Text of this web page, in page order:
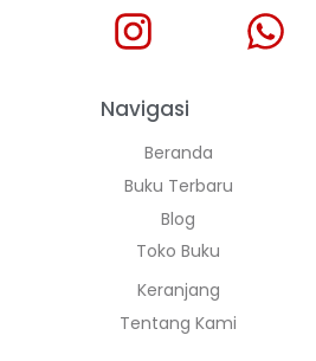
Navigasi
Beranda
Buku Terbaru
Blog
Toko Buku
Keranjang
Tentang Kami